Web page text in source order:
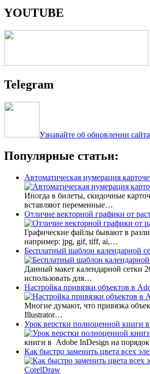
YOUTUBE
Telegram
Узнавайте об обновлении
Популярные статьи:
Автоматическая нумерация
Иногда в билеты, скидочные
вставляют переменные…
Отличие векторной графики от
Графические файлы бывают в
например: jpg, gif, tiff, ai,…
Бесплатный шаблон календарной
Данный макет календарной сетки
использовать для…
Настройка привязки объектов в
Многие думают, что привязка
Illustrator…
Урок верстки полноценной книги
книги в Adobe InDesign на
Как быстро заменить цвета всех